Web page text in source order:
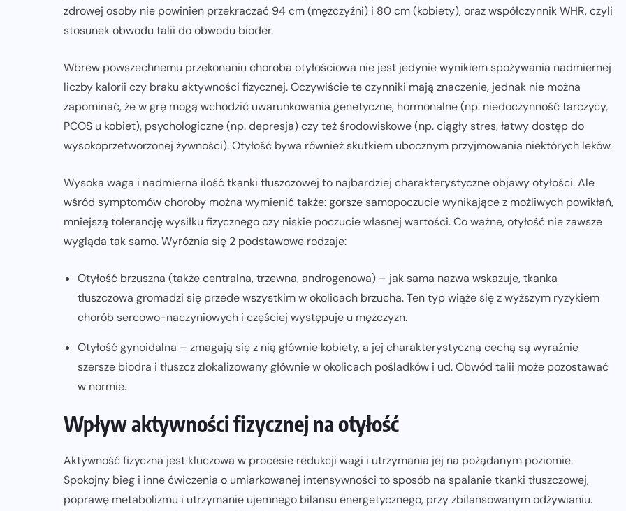
zdrowej osoby nie powinien przekraczać 94 cm (mężczyźni) i 80 cm (kobiety), oraz współczynnik WHR, czyli
stosunek obwodu talii do obwodu bioder.
Wbrew powszechnemu przekonaniu choroba otyłościowa nie jest jedynie wynikiem spożywania nadmiernej
liczby kalorii czy braku aktywności fizycznej. Oczywiście te czynniki mają znaczenie, jednak nie można
zapominać, że w grę mogą wchodzić uwarunkowania genetyczne, hormonalne (np. niedoczynność tarczycy,
PCOS u kobiet), psychologiczne (np. depresja) czy też środowiskowe (np. ciągły stres, łatwy dostęp do
wysokoprzetworzonej żywności). Otyłość bywa również skutkiem ubocznym przyjmowania niektórych leków.
Wysoka waga i nadmierna ilość tkanki tłuszczowej to najbardziej charakterystyczne objawy otyłości. Ale
wśród symptomów choroby można wymienić także: gorsze samopoczucie wynikające z możliwych powikłań,
mniejszą tolerancję wysiłku fizycznego czy niskie poczucie własnej wartości. Co ważne, otyłość nie zawsze
wygląda tak samo. Wyróżnia się 2 podstawowe rodzaje:
Otyłość brzuszna (także centralna, trzewna, androgenowa) – jak sama nazwa wskazuje, tkanka
tłuszczowa gromadzi się przede wszystkim w okolicach brzucha. Ten typ wiąże się z wyższym ryzykiem
chorób sercowo-naczyniowych i częściej występuje u mężczyzn.
Otyłość gynoidalna – zmagają się z nią głównie kobiety, a jej charakterystyczną cechą są wyraźnie
szersze biodra i tłuszcz zlokalizowany głównie w okolicach pośladków i ud. Obwód talii może pozostawać
w normie.
Wpływ aktywności fizycznej na otyłość
Aktywność fizyczna jest kluczowa w procesie redukcji wagi i utrzymania jej na pożądanym poziomie.
Spokojny bieg i inne ćwiczenia o umiarkowanej intensywności to sposób na spalanie tkanki tłuszczowej,
poprawę metabolizmu i utrzymanie ujemnego bilansu energetycznego, przy zbilansowanym odżywianiu.
ZDROWIE I MOTYWACJA
Strefy tętna w bieganiu – po co je
wyznaczać?